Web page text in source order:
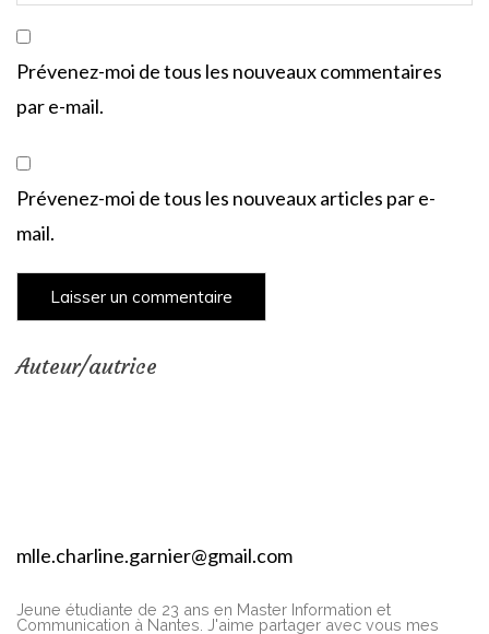
Prévenez-moi de tous les nouveaux commentaires
par e-mail.
Prévenez-moi de tous les nouveaux articles par e-
mail.
Auteur/autrice
mlle.charline.garnier@gmail.com
Jeune étudiante de 23 ans en Master Information et
Communication à Nantes. J'aime partager avec vous mes